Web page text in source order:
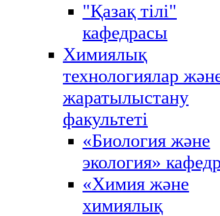
"Қазақ тілі"
кафедрасы
Химиялық
технологиялар
жаратылыстану
факультеті
«Биология және
экология»
«Химия және
химиялық